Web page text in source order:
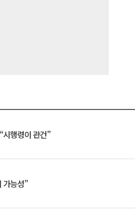
시행령이 관건”
가능성”